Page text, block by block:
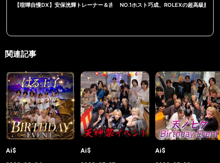
【喧嘩自慢DX】安保洸輝トレーナー＆吉岡ビギントレーナーと飯食ってみた！【振
NO.1ホスト巧成、ROLEXの超高級腕時
関連記事
Ai$
Ai$
Ai$